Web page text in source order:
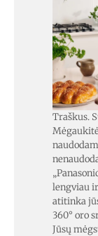
Traškus.
lengviau
atitinka
360° oro
Jūsų